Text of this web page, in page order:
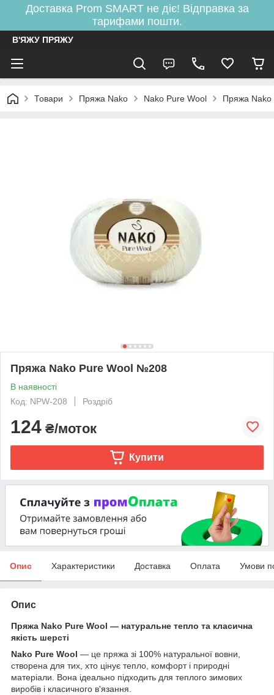
Доставка Prom SMART не діє! Відправка за
тарифами пошти.
В'ЯЖУ ПРЯЖУ
Товари Пряжа Nako Nako Pure Wool Пряжа
Пряжа Nako Pure Wool №208
В наявності
Код: NPW-208
Роздріб
124 ₴/моток
Купити
Опис Характеристики Доставка Оплата Умови
Опис
Пряжа Nako Pure Wool — натуральне тепло та класична
якість шерсті
Nako Pure Wool — це пряжа зі 100% натуральної вовни,
створена для тих, хто цінує тепло, комфорт і природні
матеріали. Вона ідеально підходить для теплого зимових
виробів і класичного в'язання.